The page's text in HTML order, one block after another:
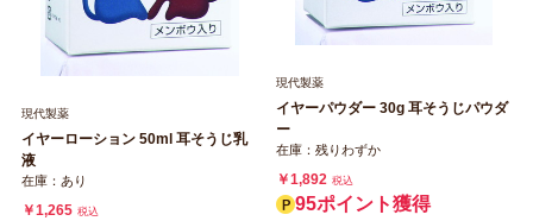
現代製薬
イヤーローション 50ml 耳そうじ乳
液
在庫：あり
￥1,265 税込
現代製薬
イヤーパウダー 30g 耳そうじパウダ
ー
在庫：残りわずか
￥1,892 税込
95ポイント獲得